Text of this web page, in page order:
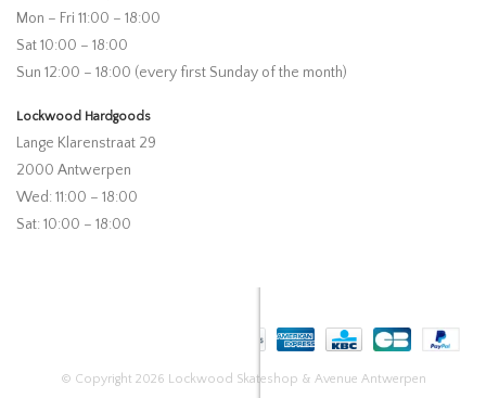
Mon – Fri 11:00 – 18:00
Sat 10:00 – 18:00
Sun 12:00 – 18:00 (every first Sunday of the month)
Lockwood Hardgoods
Lange Klarenstraat 29
2000 Antwerpen
Wed: 11:00 – 18:00
Sat: 10:00 – 18:00
© Copyright 2026 Lockwood Skateshop & Avenue Antwerpen